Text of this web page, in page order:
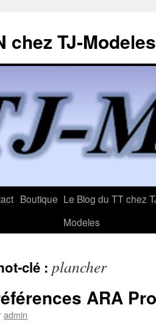
chez TJ-Modeles
Boutique Le Blog du TT chez
Modeles
clé : plancher
ARA
admin